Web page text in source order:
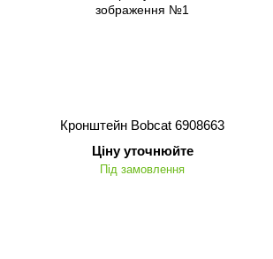
Кронштейн Bobcat 6908663
Ціну уточнюйте
Під замовлення